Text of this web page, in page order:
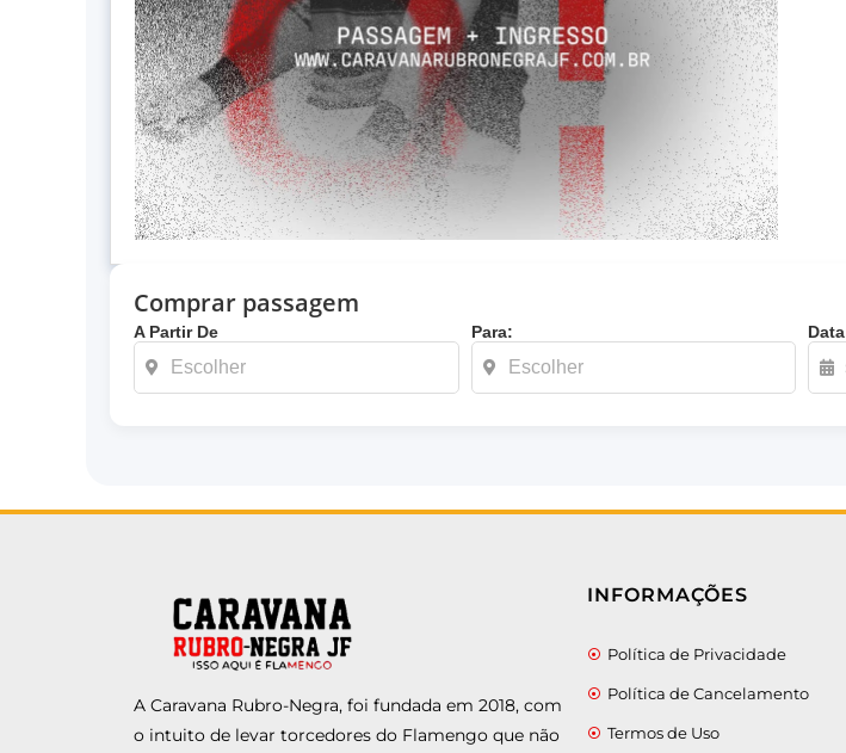
Comprar passagem
A Partir De Para: Data
A Caravana Rubro-Negra, foi fundada em 2018, com
o intuito de levar torcedores do Flamengo que não
INFORMAÇÕES
Política de Privacidade
Política de Cancelamento
Termos de Uso